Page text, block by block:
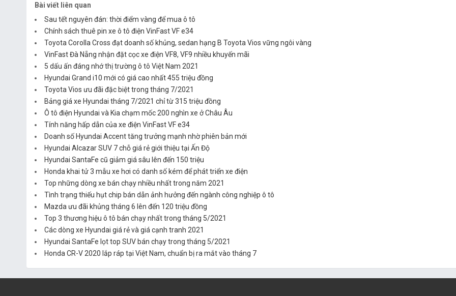
Bài viết liên quan
Sau tết nguyên đán: thời điểm vàng để mua ô tô
Chính sách thuê pin xe ô tô điện VinFast VF e34
Toyota Corolla Cross đạt doanh số khủng, sedan hạng B Toyota Vios vững ngôi vàng
VinFast Đà Nẵng nhận đặt cọc xe điện VF8, VF9 nhiều khuyến mãi
5 dấu ấn đáng nhớ thị trường ô tô Việt Nam 2021
Hyundai Grand i10 mới có giá cao nhất 455 triệu đồng
Toyota Vios ưu đãi đặc biệt trong tháng 7/2021
Bảng giá xe Hyundai tháng 7/2021 chỉ từ 315 triệu đồng
Ô tô điện Hyundai và Kia chạm mốc 200 nghìn xe ở Châu Âu
Tính năng hấp dẫn của xe điện VinFast VF e34
Doanh số Hyundai Accent tăng trưởng mạnh nhờ phiên bản mới
Hyundai Alcazar SUV 7 chỗ giá rẻ giới thiệu tại Ấn Độ
Hyundai SantaFe cũ giảm giá sâu lên đến 150 triệu
Honda khai tử 3 mẫu xe hơi có danh số kém để phát triển xe điện
Top những dòng xe bán chạy nhiều nhất trong năm 2021
Tình trạng thiếu hụt chip bán dẫn ảnh hưởng đến ngành công nghiệp ô tô
Mazda ưu đãi khủng tháng 6 lên đến 120 triệu đồng
Top 3 thương hiệu ô tô bán chạy nhất trong tháng 5/2021
Các dòng xe Hyundai giá rẻ và giá cạnh tranh 2021
Hyundai SantaFe lọt top SUV bán chạy trong tháng 5/2021
Honda CR-V 2020 lắp ráp tại Việt Nam, chuẩn bị ra mắt vào tháng 7